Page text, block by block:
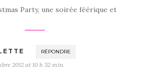
Party, une soirée féérique et
RÉPONDRE
2012 at 10 h 52 min